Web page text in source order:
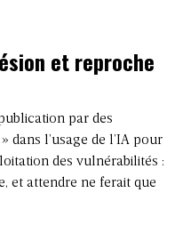
et reproche
par des
dans l’usage de l’IA pour
des vulnérabilités :
et attendre ne ferait que